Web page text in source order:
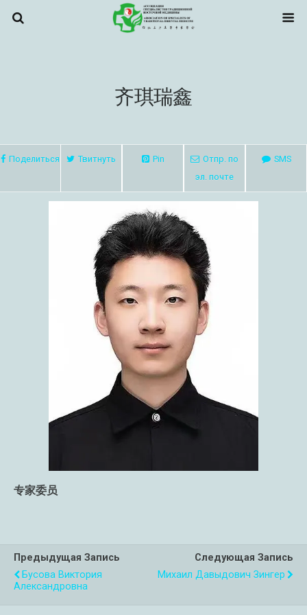
齐琪瑞鑫
Поделиться Твитнуть Pin
Отпр. по
эл. почте
SMS
专家委员
Предыдущая Запись
Бусова Виктория
Александровна
Следующая Запись
Михаил Давыдович Зингер